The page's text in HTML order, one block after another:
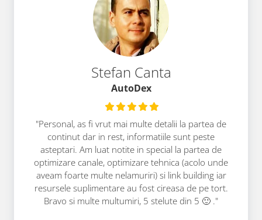
Stefan Canta
AutoDex
"Personal, as fi vrut mai multe detalii la partea de
continut dar in rest, informatiile sunt peste
asteptari. Am luat notite in special la partea de
optimizare canale, optimizare tehnica (acolo unde
aveam foarte multe nelamuriri) si link building iar
resursele suplimentare au fost cireasa de pe tort.
Bravo si multe multumiri, 5 stelute din 5 🙂 ."